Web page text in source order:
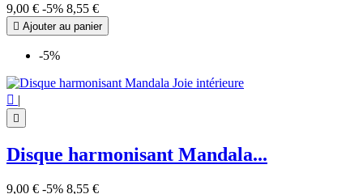
9,00 € -5% 8,55 €
 Ajouter au panier
-5%
 |

Disque harmonisant Mandala...
9,00 € -5% 8,55 €